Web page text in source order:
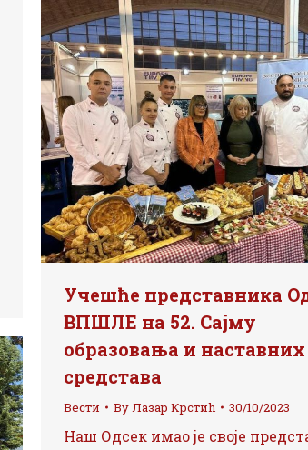
Учешће представника
ВПШЛЕ на 52. Сајму
образовања и наставних
средстава
Вести ByЛазар Крстић 30/10/2023
Наш Одсек имао је своје